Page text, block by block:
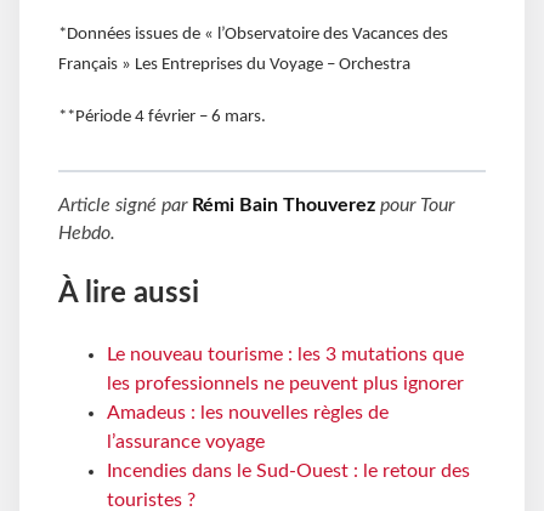
*Données issues de « l’Observatoire des Vacances des
Français » Les Entreprises du Voyage – Orchestra
**Période 4 février – 6 mars.
Article signé par Rémi Bain Thouverez pour Tour
Hebdo.
À lire aussi
Le nouveau tourisme : les 3 mutations que
les professionnels ne peuvent plus ignorer
Amadeus : les nouvelles règles de
l’assurance voyage
Incendies dans le Sud-Ouest : le retour des
touristes ?